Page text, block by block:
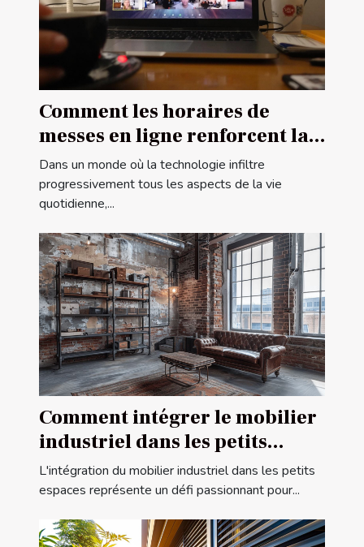
Comment les horaires de
messes en ligne renforcent la
communauté religieuse
Dans un monde où la technologie infiltre
progressivement tous les aspects de la vie
quotidienne,...
Comment intégrer le mobilier
industriel dans les petits
espaces
L'intégration du mobilier industriel dans les petits
espaces représente un défi passionnant pour...